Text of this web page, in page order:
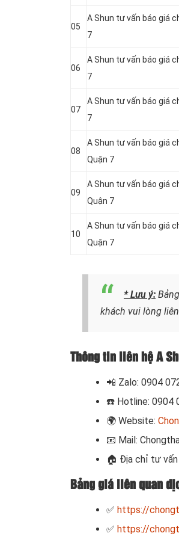
05
A Shun tư vấn báo giá
7
06
A Shun tư vấn báo giá
7
07
A Shun tư vấn báo giá
7
08
A Shun tư vấn báo giá
Quận 7
09
A Shun tư vấn báo giá
Quận 7
10
A Shun tư vấn báo giá
Quận 7
* Lưu ý:
khách vui lòng
Thông tin liên hệ A
📲 Zalo: 0904
☎️ Hotline: 0904
🌍 Website:
📧 Mail:
🏠 Địa chỉ tư
Bảng giá liên quan
✅ https://
✅ https://